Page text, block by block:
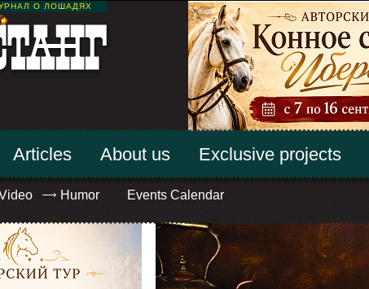
О ЛОШАДЯХ
Humor Events Calendar
Articles About us Exclusive projects